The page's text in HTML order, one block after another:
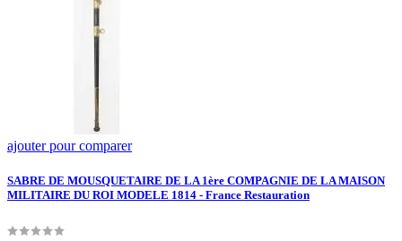
ajouter pour comparer
SABRE DE MOUSQUETAIRE DE LA 1ère COMPAGNIE DE LA MAISON
MILITAIRE DU ROI MODELE 1814 - France Restauration